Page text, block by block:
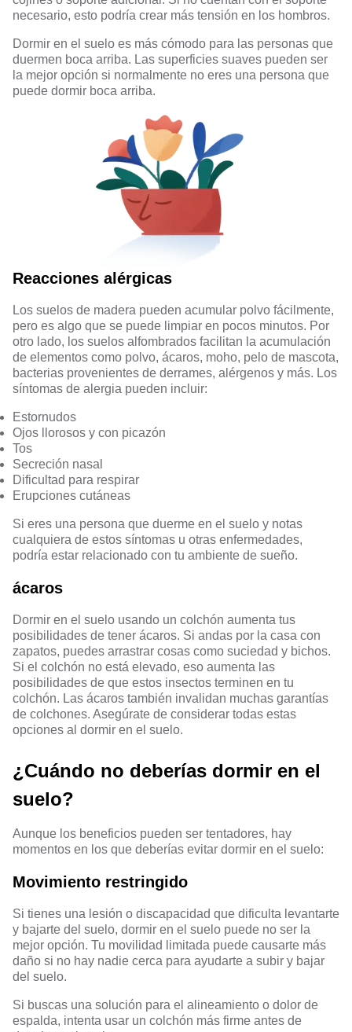
necesario, esto podría crear más tensión en los hombros.
Dormir en el suelo es más cómodo para las personas que
duermen boca arriba. Las superficies suaves pueden ser
la mejor opción si normalmente no eres una persona que
puede dormir boca arriba.
Reacciones alérgicas
Los suelos de madera pueden acumular polvo fácilmente,
pero es algo que se puede limpiar en pocos minutos. Por
otro lado, los suelos alfombrados facilitan la acumulación
de elementos como polvo, ácaros, moho, pelo de mascota,
bacterias provenientes de derrames, alérgenos y más. Los
síntomas de alergia pueden incluir:
Estornudos
Ojos llorosos y con picazón
Tos
Secreción nasal
Dificultad para respirar
Erupciones cutáneas
Si eres una persona que duerme en el suelo y notas
cualquiera de estos síntomas u otras enfermedades,
podría estar relacionado con tu ambiente de sueño.
ácaros
Dormir en el suelo usando un colchón aumenta tus
posibilidades de tener ácaros. Si andas por la casa con
zapatos, puedes arrastrar cosas como suciedad y bichos.
Si el colchón no está elevado, eso aumenta las
posibilidades de que estos insectos terminen en tu
colchón. Las ácaros también invalidan muchas garantías
de colchones. Asegúrate de considerar todas estas
opciones al dormir en el suelo.
¿Cuándo no deberías dormir en el
suelo?
Aunque los beneficios pueden ser tentadores, hay
momentos en los que deberías evitar dormir en el suelo:
Movimiento restringido
Si tienes una lesión o discapacidad que dificulta levantarte
y bajarte del suelo, dormir en el suelo puede no ser la
mejor opción. Tu movilidad limitada puede causarte más
daño si no hay nadie cerca para ayudarte a subir y bajar
del suelo.
Si buscas una solución para el alineamiento o dolor de
espalda, intenta usar un colchón más firme antes de